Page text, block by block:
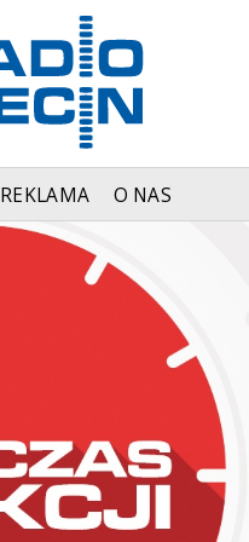
REKLAMA O NAS